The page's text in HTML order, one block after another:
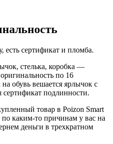
есть сертификат и пломба.
стелька, коробка —
по 16
обувь вешается ярлычок с
сертификат подлинности.
товар в Poizon Smart
каким-то причинам у вас на
деньги в трехкратном